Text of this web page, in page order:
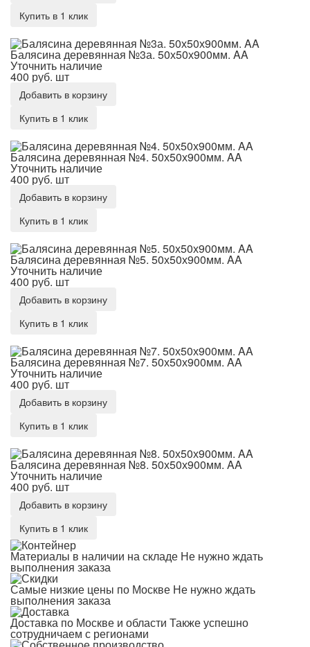
Купить в 1 клик
Балясина деревянная №3а. 50х50х900мм. AA
Уточнить наличие
400 руб. шт
Добавить в корзину
Купить в 1 клик
Балясина деревянная №4. 50х50х900мм. AA
Уточнить наличие
400 руб. шт
Добавить в корзину
Купить в 1 клик
Балясина деревянная №5. 50х50х900мм. AA
Уточнить наличие
400 руб. шт
Добавить в корзину
Купить в 1 клик
Балясина деревянная №7. 50х50х900мм. AA
Уточнить наличие
400 руб. шт
Добавить в корзину
Купить в 1 клик
Балясина деревянная №8. 50х50х900мм. AA
Уточнить наличие
400 руб. шт
Добавить в корзину
Купить в 1 клик
Материалы в наличии на складе Не нужно ждать
выполнения заказа
Самые низкие цены по Москве Не нужно ждать
выполнения заказа
Доставка по Москве и области Также успешно
сотрудничаем с регионами